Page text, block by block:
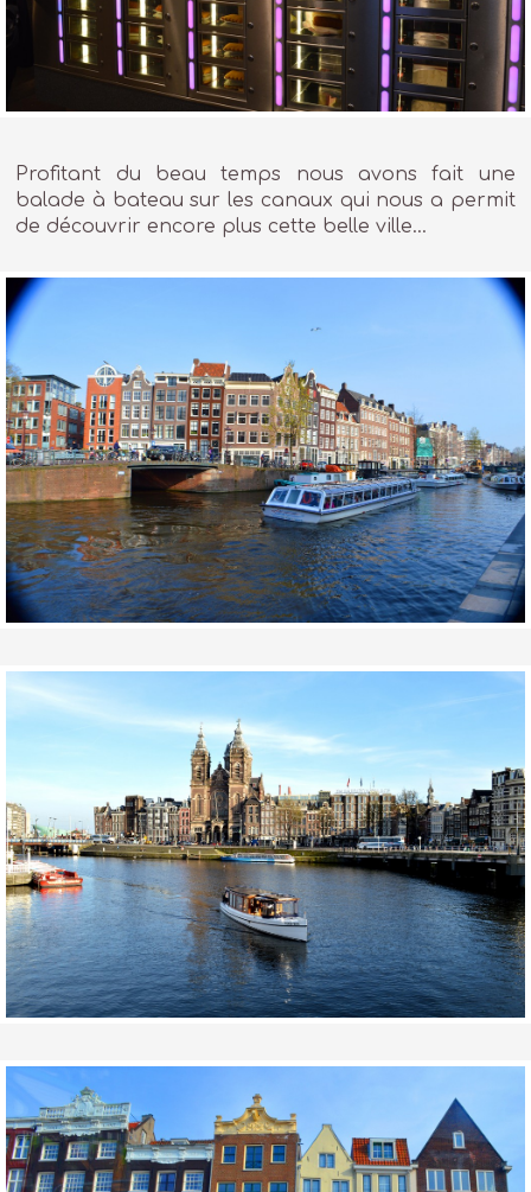
Profitant du beau temps nous avons fait une
balade à bateau sur les canaux qui nous a permit
de découvrir encore plus cette belle ville…